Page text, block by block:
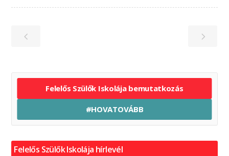
Felelős Szülők Iskolája bemutatkozás
#HOVATOVÁBB
Felelős Szülők Iskolája hírlevél